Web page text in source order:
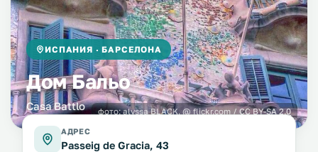
ИСПАНИЯ · БАРСЕЛОНА
Дом Бальо
Casa Battlo фото:alyssa BLACK. @ flickr.com / CC BY-SA 2.0
АДРЕС
Passeig de Gracia, 43